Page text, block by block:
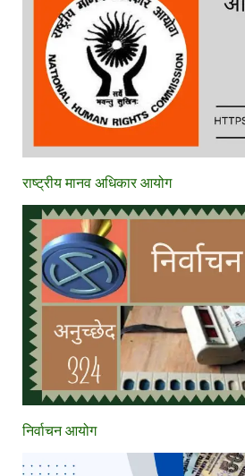
राष्ट्रीय मानव अधिकार आयोग
निर्वाचन आयोग